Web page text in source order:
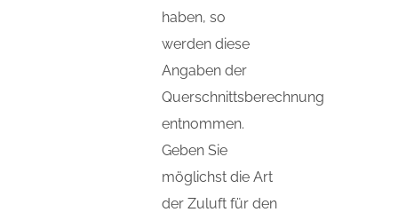
haben, so
werden diese
Angaben der
Querschnittsberechnung
entnommen.
Geben Sie
möglichst die Art
der Zuluft für den